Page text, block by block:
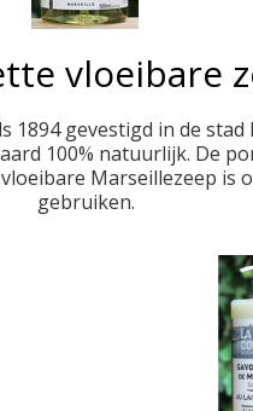
vloeibare
1894 gevestigd in de
100% natuurlijk. De
Marseillezeep is
gebruiken.